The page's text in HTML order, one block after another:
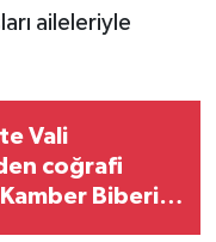
aileleriyle
Vali
coğrafi
Biberi